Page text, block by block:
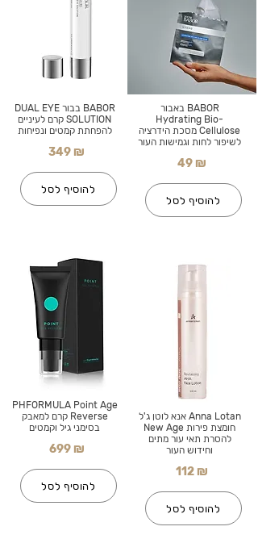
BABOR בבור DUAL EYE
SOLUTION קרם לעיניים
להפחתת קמטים ונפיחות
349 ₪
להוסיף לסל
PHFORMULA Point Age
Reverse קרם למאבק
בסימני גיל וקמטים
699 ₪
להוסיף לסל
BABOR באבור
Hydrating Bio-
Cellulose מסכת הידרציה
לשיפור לחות וגמישות העור
49 ₪
להוסיף לסל
Anna Lotan אנא לוטן ג'ל
חומצת פירות New Age
להסרת תאי עור מתים
וחידוש העור
112 ₪
להוסיף לסל